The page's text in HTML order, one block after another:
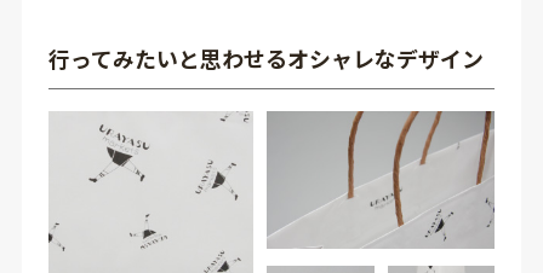
行ってみたいと思わせるオシャレなデザイン